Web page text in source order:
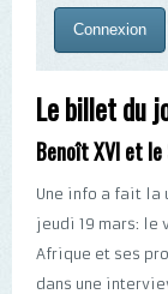
Le billet du
Benoît XVI et le
Une info a fait la
jeudi 19 mars: le
Afrique et ses
dans une